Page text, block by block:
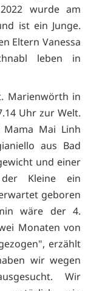
wurde am
ist ein Junge.
Eltern Vanessa
leben in
Marienwörth in
Uhr zur Welt.
Mai Linh
aus Bad
und einer
Kleine ein
geboren
wäre der 4.
Monaten von
erzählt
wir wegen
Wir